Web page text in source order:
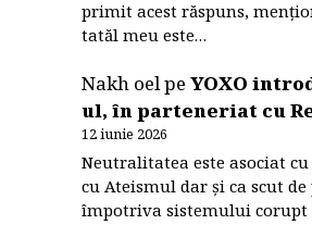
primit acest răspuns,
tatăl meu este…
Nakh oelpeYOXO
ul, în parteneriat cu
12 iunie 2026
Neutralitatea este asociat
cu Ateismul dar și ca scut
împotriva sistemului corupt